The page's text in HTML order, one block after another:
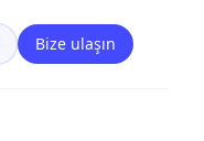
Bize ulaşın